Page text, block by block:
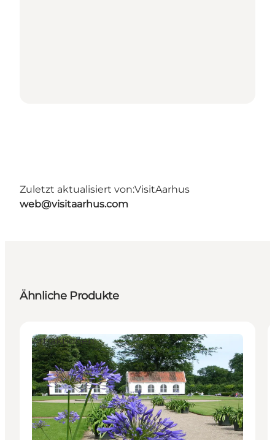
Zuletzt aktualisiert von:VisitAarhus
web@visitaarhus.com
Ähnliche Produkte
Attraktionen